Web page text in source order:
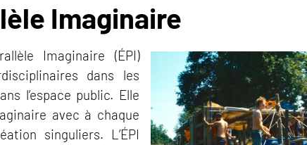
Imaginaire
Imaginaire (ÉPI)
dans les
l’espace public. Elle
avec à chaque
singuliers. L’ÉPI